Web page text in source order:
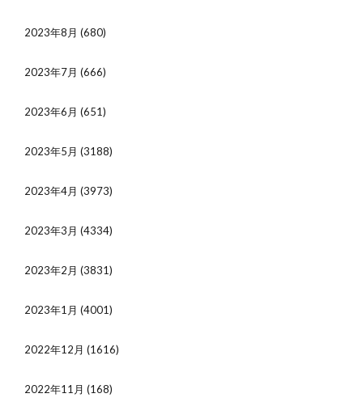
2023年8月 (680)
2023年7月 (666)
2023年6月 (651)
2023年5月 (3188)
2023年4月 (3973)
2023年3月 (4334)
2023年2月 (3831)
2023年1月 (4001)
2022年12月 (1616)
2022年11月 (168)